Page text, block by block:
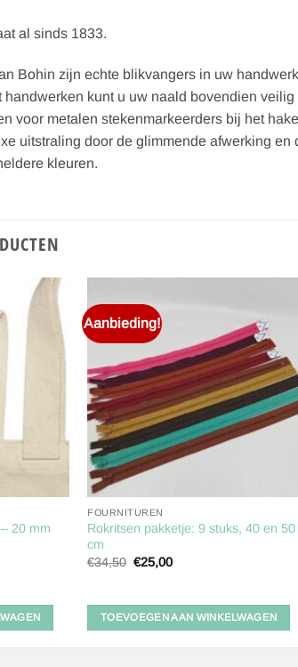
al sinds 1833.
Bohin zijn echte blikvangers in uw
handwerken kunt u uw naald bovendien
voor metalen stekenmarkeerders bij het
uitstraling door de glimmende afwerking
kleuren.
20 mm
Aanbieding!
Toevoegen
aan
verlanglijst
FOURNITUREN
Rokritsen pakketje: 9 stuks, 40 en 50
cm
€34,50 Oorspronkelijke
€25,00Huidige
TOEVOEGEN AAN WINKELWAGEN